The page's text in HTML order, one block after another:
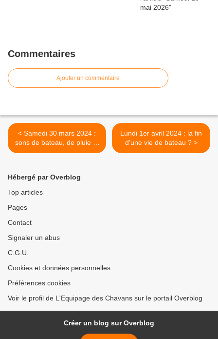
Commentaires
Ajouter un commentaire
< Samedi 30 mars 2024 :
sons de bateau, de pluie et
de rivière...
Lundi 1er avril 2024 : la fin
d'une vie de bateau ? >
Hébergé par Overblog
Top articles
Pages
Contact
Signaler un abus
C.G.U.
Cookies et données personnelles
Préférences cookies
Voir le profil de L'Equipage des Chavans sur le portail Overblog
Créer un blog sur Overblog